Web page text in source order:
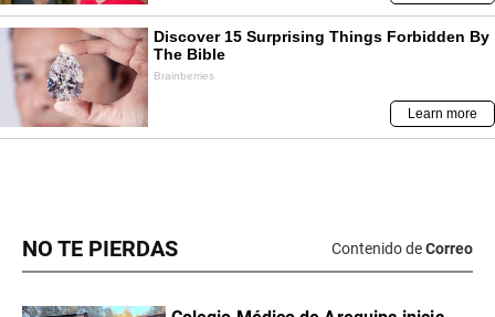
NO TE PIERDAS Contenido deCorreo